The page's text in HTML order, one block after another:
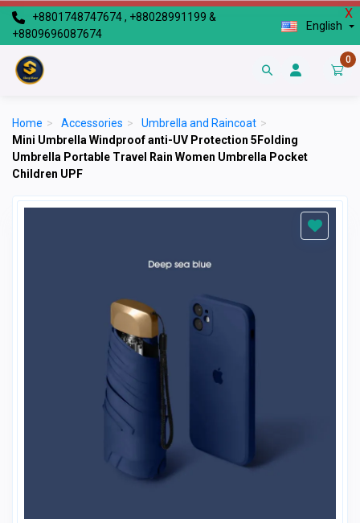
X
+8801748747674 , +88028991199 &
+8809696087674
English
0
Home > Accessories > Umbrella and Raincoat >
Mini Umbrella Windproof anti-UV Protection 5Folding
Umbrella Portable Travel Rain Women Umbrella Pocket
Children UPF